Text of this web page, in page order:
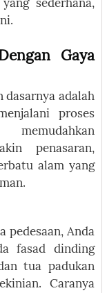
sederhana,
Gaya
adalah
proses
penasaran,
alam yang
pedesaan, Anda
fasad dinding
tua padukan
Caranya